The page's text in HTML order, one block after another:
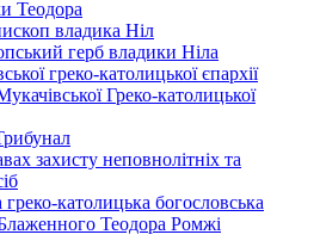
Теодора
владика Ніл
герб владики Ніла
греко-католицької єпархії
Греко-католицької
захисту неповнолітніх та
католицька богословська
Теодора Ромжі